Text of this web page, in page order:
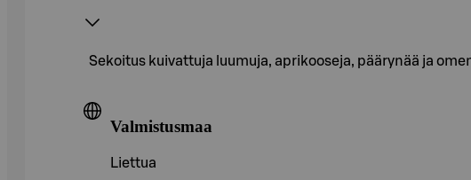
Sekoitus kuivattuja luumuja, aprikooseja, päärynää ja
Valmistusmaa
Liettua